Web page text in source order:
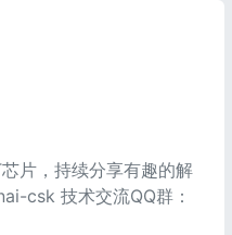
片，持续分享有趣的解
csk 技术交流QQ群：